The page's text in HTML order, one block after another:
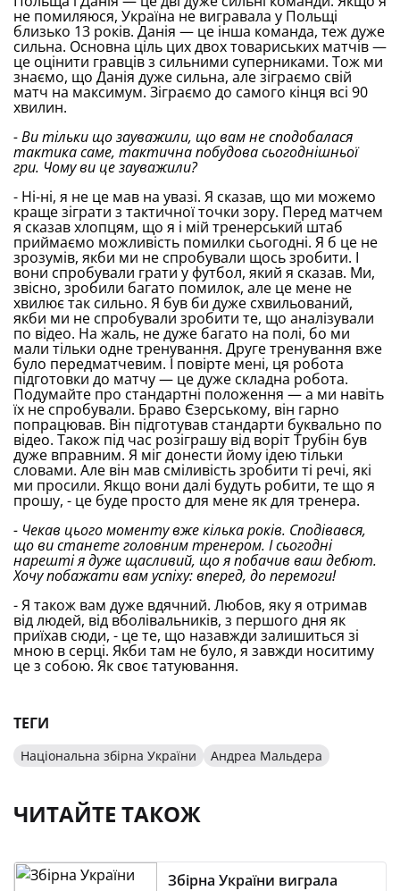
не помиляюся, Україна не вигравала у Польщі
близько 13 років. Данія — це інша команда, теж дуже
сильна. Основна ціль цих двох товариських матчів —
це оцінити гравців з сильними суперниками. Тож ми
знаємо, що Данія дуже сильна, але зіграємо свій
матч на максимум. Зіграємо до самого кінця всі 90
хвилин.
- Ви тільки що зауважили, що вам не сподобалася
тактика саме, тактична побудова сьогоднішньої
гри. Чому ви це зауважили?
- Ні-ні, я не це мав на увазі. Я сказав, що ми можемо
краще зіграти з тактичної точки зору. Перед матчем
я сказав хлопцям, що я і мій тренерський штаб
приймаємо можливість помилки сьогодні. Я б це не
зрозумів, якби ми не спробували щось зробити. І
вони спробували грати у футбол, який я сказав. Ми,
звісно, зробили багато помилок, але це мене не
хвилює так сильно. Я був би дуже схвильований,
якби ми не спробували зробити те, що аналізували
по відео. На жаль, не дуже багато на полі, бо ми
мали тільки одне тренування. Друге тренування вже
було передматчевим. І повірте мені, ця робота
підготовки до матчу — це дуже складна робота.
Подумайте про стандартні положення — а ми навіть
їх не спробували. Браво Єзерському, він гарно
попрацював. Він підготував стандарти буквально по
відео. Також під час розіграшу від воріт Трубін був
дуже вправним. Я міг донести йому ідею тільки
словами. Але він мав сміливість зробити ті речі, які
ми просили. Якщо вони далі будуть робити, те що я
прошу, - це буде просто для мене як для тренера.
- Чекав цього моменту вже кілька років. Сподівався,
що ви станете головним тренером. І сьогодні
нарешті я дуже щасливий, що я побачив ваш дебют.
Хочу побажати вам успіху: вперед, до перемоги!
- Я також вам дуже вдячний. Любов, яку я отримав
від людей, від вболівальників, з першого дня як
приїхав сюди, - це те, що назавжди залишиться зі
мною в серці. Якби там не було, я завжди носитиму
це з собою. Як своє татуювання.
ТЕГИ
Національна збірна України Андреа Мальдера
ЧИТАЙТЕ ТАКОЖ
Збірна України виграла